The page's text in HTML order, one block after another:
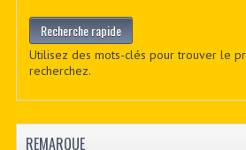
Utilisez des mots-clés pour trouver le
recherchez.
REMARQUE